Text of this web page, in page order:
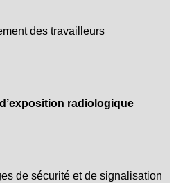
des travailleurs
radiologique
de sécurité et de signalisation